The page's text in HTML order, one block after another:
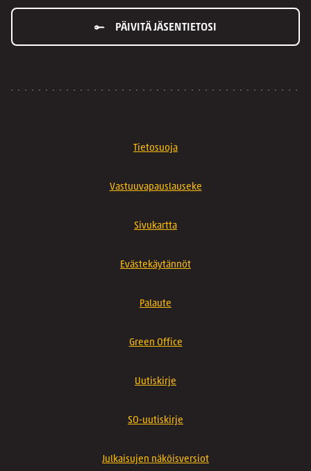
PÄIVITÄ JÄSENTIETOSI
Tietosuoja
Vastuuvapauslauseke
Sivukartta
Evästekäytännöt
Palaute
Green Office
Uutiskirje
SO-uutiskirje
Julkaisujen näköisversiot